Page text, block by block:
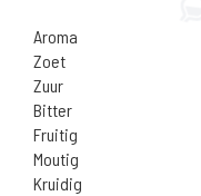
Aroma
Zoet
Zuur
Bitter
Fruitig
Moutig
Kruidig